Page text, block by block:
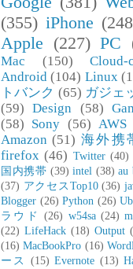
(355) iPhone
Apple (227) PC
Mac
(150) Cloud-
Android (104) Linux
トバンク (65) ガジェ
(59)
Design (58)
(58) Sony (56) AWS
Amazon (51) 海外携
firefox (46) Twitter (40)
国内携帯 (39) intel (38) au
(37) アクセスTop10 (36)
Blogger (26) Python (26)
ラウド
(26) w54sa (24)
(22) LifeHack (18) Output
(16) MacBookPro (16)
ース
(15) Evernote (13)